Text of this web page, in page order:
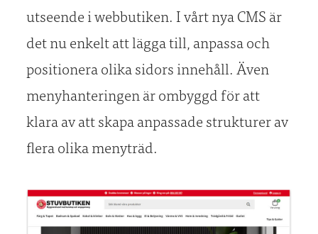
utseende i webbutiken. I vårt nya CMS är
det nu enkelt att lägga till, anpassa och
positionera olika sidors innehåll. Även
menyhanteringen är ombyggd för att
klara av att skapa anpassade strukturer av
flera olika menyträd.